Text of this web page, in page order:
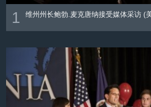
南中国海争端
关注西藏
GEN Z 看美国
1 维州州长鲍勃.麦克唐纳接受媒体采访 (